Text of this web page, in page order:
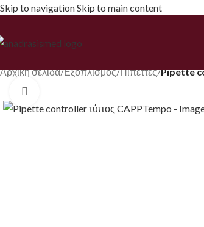
Skip to navigationSkip to main content
Αρχική σελίδα/Εξοπλισμός/Πιπέττες/Pipette